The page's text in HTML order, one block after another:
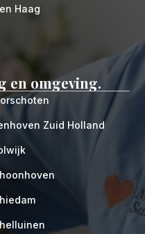
Haag
en omgeving.
Zuid Holland